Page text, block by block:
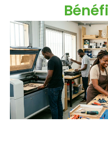
Étudiants Néo-diplômés
Innovateurs
Entreprises